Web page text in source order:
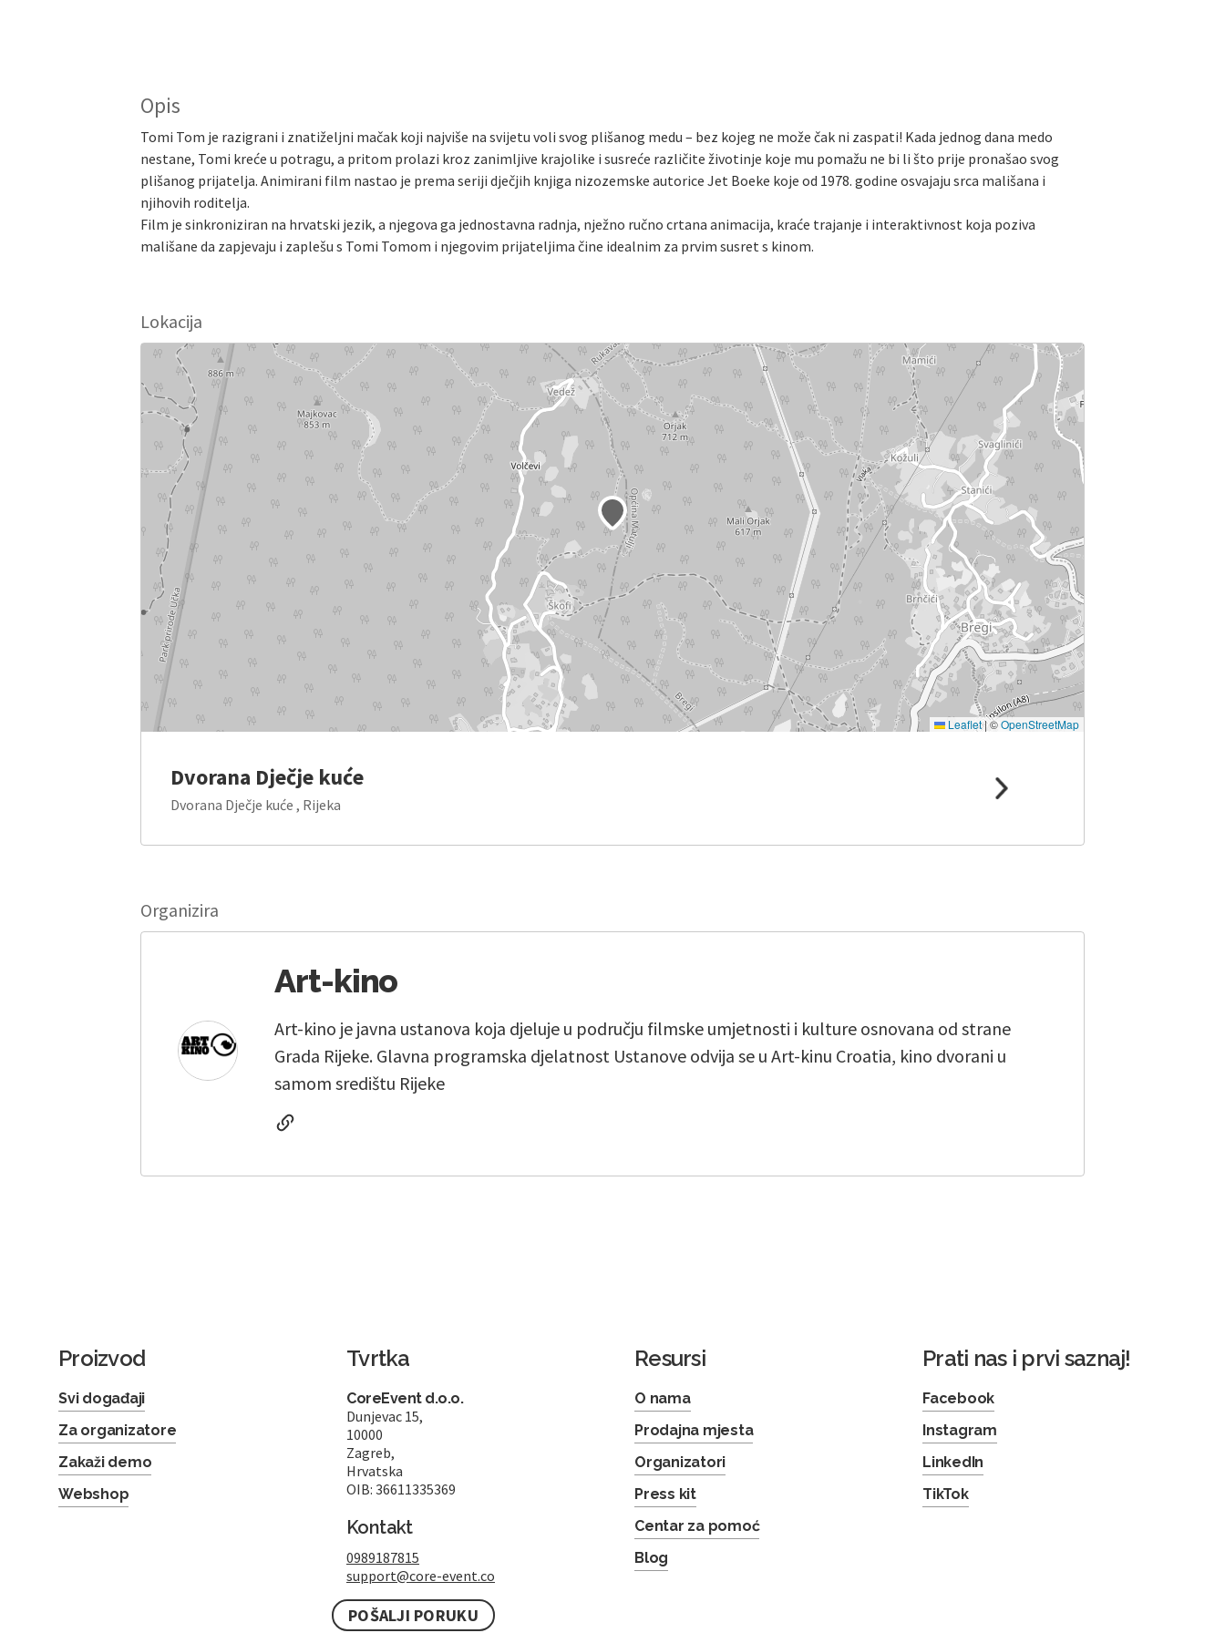
Opis
Tomi Tom je razigrani i znatiželjni mačak koji najviše na svijetu voli svog plišanog medu – bez kojeg ne može čak ni zaspati! Kada jednog dana medo
nestane, Tomi kreće u potragu, a pritom prolazi kroz zanimljive krajolike i susreće različite životinje koje mu pomažu ne bi li što prije pronašao svog
plišanog prijatelja. Animirani film nastao je prema seriji dječjih knjiga nizozemske autorice Jet Boeke koje od 1978. godine osvajaju srca mališana i
njihovih roditelja.
Film je sinkroniziran na hrvatski jezik, a njegova ga jednostavna radnja, nježno ručno crtana animacija, kraće trajanje i interaktivnost koja poziva
mališane da zapjevaju i zaplešu s Tomi Tomom i njegovim prijateljima čine idealnim za prvim susret s kinom.
Lokacija
Leaflet|©OpenStreetMap
Dvorana Dječje kuće
Dvorana Dječje kuće , Rijeka
Organizira
Art-kino
Art-kino je javna ustanova koja djeluje u području filmske umjetnosti i kulture osnovana od strane
Grada Rijeke. Glavna programska djelatnost Ustanove odvija se u Art-kinu Croatia, kino dvorani u
samom središtu Rijeke
Proizvod
Svi događaji
Za organizatore
Zakaži demo
Webshop
Tvrtka
CoreEvent d.o.o.
Dunjevac 15,
10000
Zagreb,
Hrvatska
OIB: 36611335369
Kontakt
0989187815
support@core-event.co
POŠALJI PORUKU
Resursi
O nama
Prodajna mjesta
Organizatori
Press kit
Centar za pomoć
Blog
Prati nas i prvi saznaj!
Facebook
Instagram
LinkedIn
TikTok